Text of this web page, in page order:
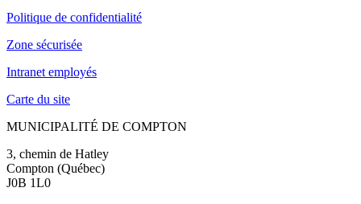
Politique de confidentialité
Zone sécurisée
Intranet employés
Carte du site
MUNICIPALITÉ DE COMPTON
3, chemin de Hatley
Compton (Québec)
J0B 1L0